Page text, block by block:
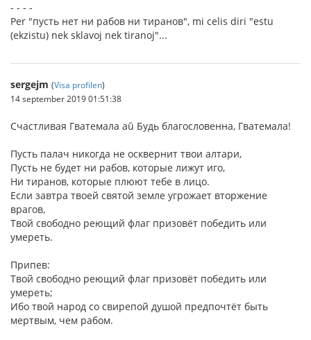
- - - -
Per "пусть нет ни рабов ни тиранов", mi celis diri "estu
(ekzistu) nek sklavoj nek tiranoj"...
sergejm (Visa profilen)
14 september 2019 01:51:38
Счастливая Гватемала aŭ Будь благословенна, Гватемала!
Пусть палач никогда не осквернит твои алтари,
Пусть не будет ни рабов, которые лижут иго,
Ни тиранов, которые плюют тебе в лицо.
Если завтра твоей святой земле угрожает вторжение
врагов,
Твой свободно реющий флаг призовёт победить или
умереть.
Припев:
Твой свободно реющий флаг призовёт победить или
умереть;
Ибо твой народ со свирепой душой предпочтёт быть
мертвым, чем рабом.